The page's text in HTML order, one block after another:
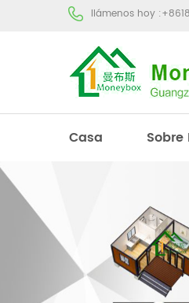
llámenos hoy :
Casa Sobre